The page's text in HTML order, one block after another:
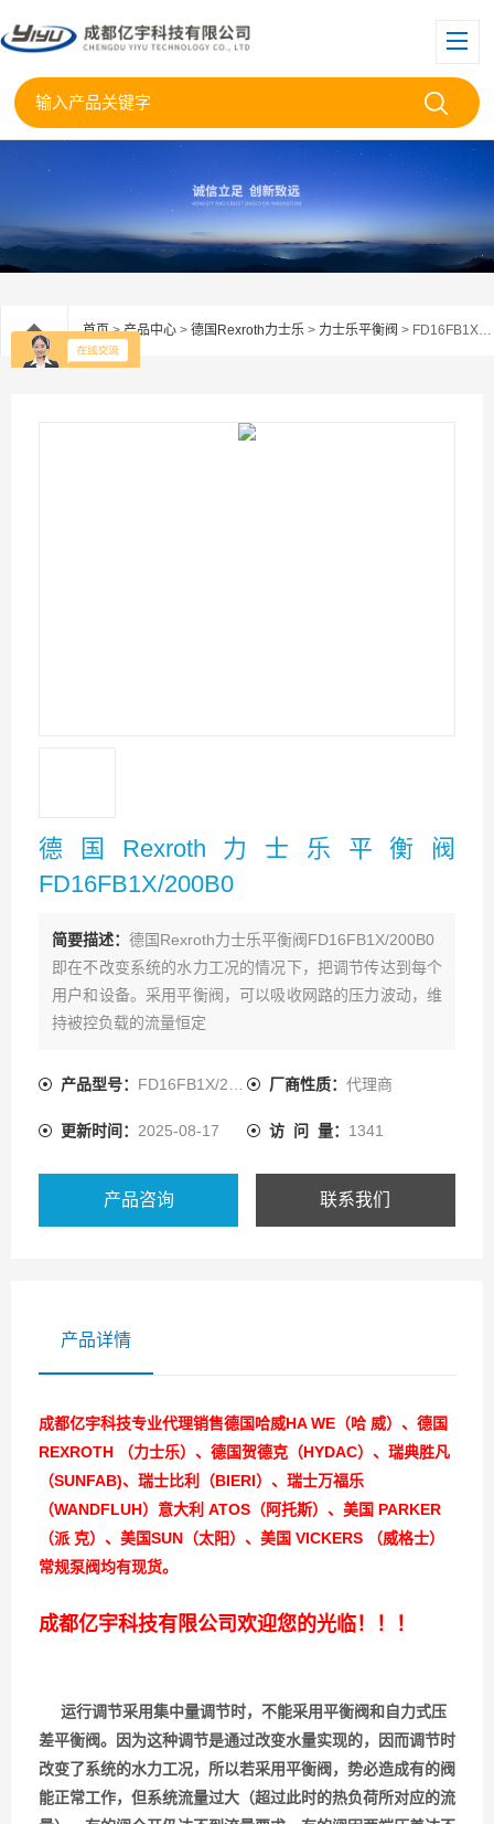
首页>产品中心 > 德国Rexroth力士乐 > 力士乐平衡阀 > FD16FB1X/200B03德国Rexroth力士乐平衡阀FD16FB1X/200B0
德国Rexroth力士乐平衡阀
FD16FB1X/200B0
简要描述： 德国Rexroth力士乐平衡阀FD16FB1X/200B0
即在不改变系统的水力工况的情况下，把调节传达到每个
用户和设备。采用平衡阀，可以吸收网路的压力波动，维
持被控负载的流量恒定
产品型号： FD16FB1X/200B03 厂商性质： 代理商
更新时间： 2025-08-17 访 问 量： 1341
产品咨询 联系我们
产品详情
成都亿宇科技专业代理销售德国哈威HA WE（哈 威）、德国
REXROTH （力士乐）、德国贺德克（HYDAC）、瑞典胜凡
（SUNFAB)、瑞士比利（BIERI）、瑞士万福乐
（WANDFLUH）意大利 ATOS（阿托斯）、美国 PARKER
（派 克）、美国SUN（太阳）、美国 VICKERS （威格士）
常规泵阀均有现货。
成都亿宇科技有限公司欢迎您的光临！！！
运行调节采用集中量调节时，不能采用平衡阀和自力式压
差平衡阀。因为这种调节是通过改变水量实现的，因而调节时
改变了系统的水力工况，所以若采用平衡阀，势必造成有的阀
能正常工作，但系统流量过大（超过此时的热负荷所对应的流